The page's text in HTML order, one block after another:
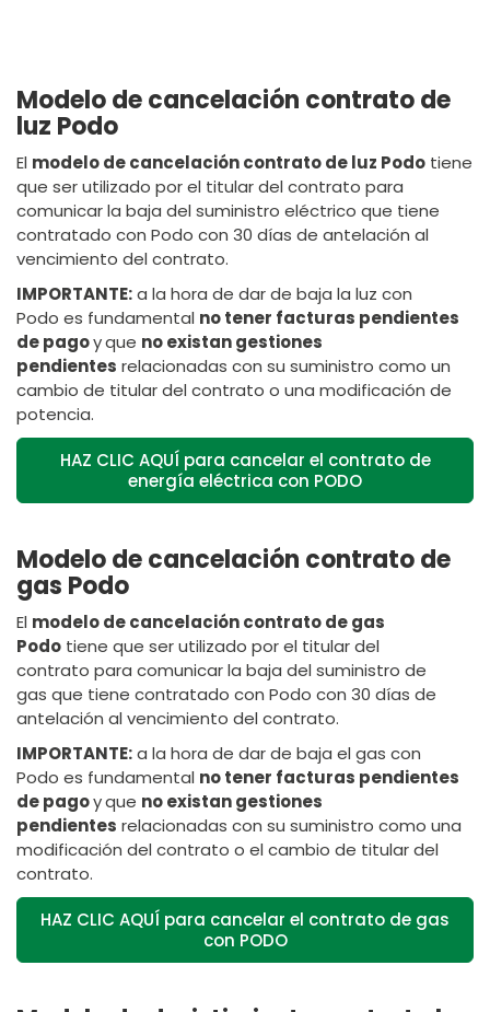
Modelo de cancelación contrato de
luz Podo
El modelo de cancelación contrato de luz Podo tiene
que ser utilizado por el titular del contrato para
comunicar la baja del suministro eléctrico que tiene
contratado con Podo con 30 días de antelación al
vencimiento del contrato.
IMPORTANTE:a la hora de dar de baja la luz con
Podo es fundamental no tener facturas pendientes
de pagoyque no existan gestiones
pendientes relacionadas con su suministro como un
cambio de titular del contrato o una modificación de
potencia.
HAZ CLIC AQUÍ para cancelar el contrato de
energía eléctrica con PODO
Modelo de cancelación contrato de
gas Podo
El modelo de cancelación contrato de gas
Podo tiene que ser utilizado por el titular del
contrato para comunicar la baja del suministro de
gas que tiene contratado con Podo con 30 días de
antelación al vencimiento del contrato.
IMPORTANTE:a la hora de dar de baja el gas con
Podo es fundamental no tener facturas pendientes
de pagoyque no existan gestiones
pendientes relacionadas con su suministro como una
modificación del contrato o el cambio de titular del
contrato.
HAZ CLIC AQUÍ para cancelar el contrato de gas
con PODO